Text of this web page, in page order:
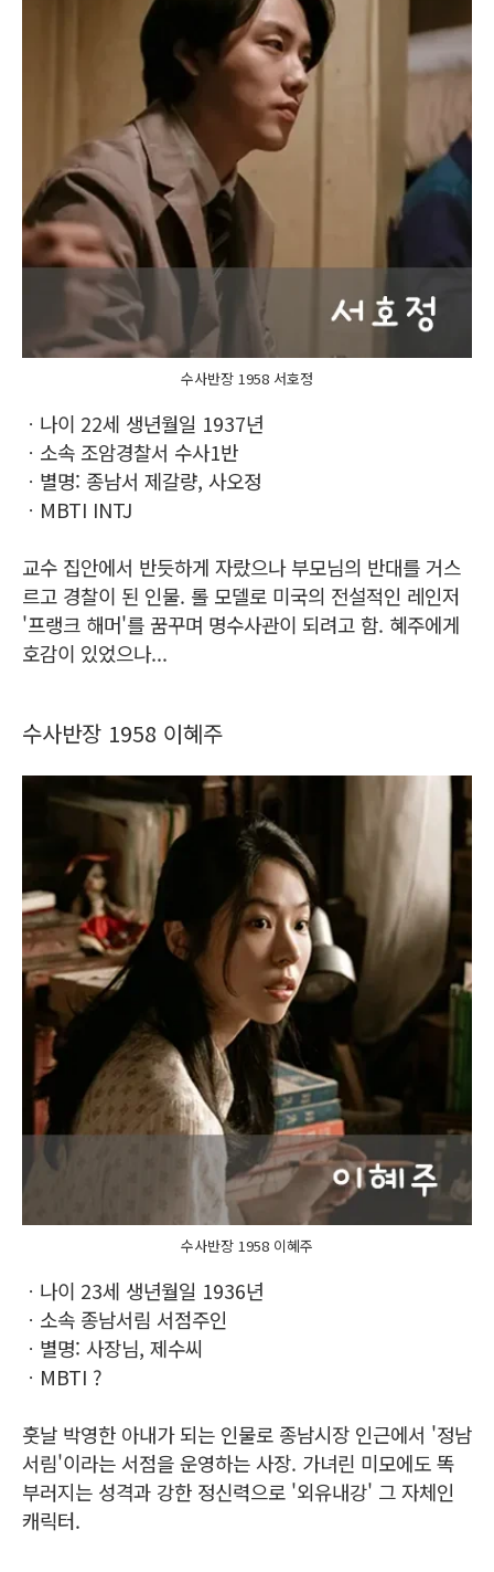
수사반장 1958 서호정
ㆍ나이 22세 생년월일 1937년
ㆍ소속 조암경찰서 수사1반
ㆍ별명: 종남서 제갈량, 사오정
ㆍMBTI INTJ
교수 집안에서 반듯하게 자랐으나 부모님의 반대를 거스
르고 경찰이 된 인물. 롤 모델로 미국의 전설적인 레인저
'프랭크 해머'를 꿈꾸며 명수사관이 되려고 함. 혜주에게
호감이 있었으나...
수사반장 1958 이혜주
수사반장 1958 이혜주
ㆍ나이 23세 생년월일 1936년
ㆍ소속 종남서림 서점주인
ㆍ별명: 사장님, 제수씨
ㆍMBTI ?
훗날 박영한 아내가 되는 인물로 종남시장 인근에서 '정남
서림'이라는 서점을 운영하는 사장. 가녀린 미모에도 똑
부러지는 성격과 강한 정신력으로 '외유내강' 그 자체인
캐릭터.